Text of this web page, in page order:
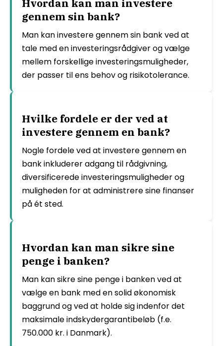
Hvordan kan man investere
gennem sin bank?
Man kan investere gennem sin bank ved at
tale med en investeringsrådgiver og vælge
mellem forskellige investeringsmuligheder,
der passer til ens behov og risikotolerance.
Hvilke fordele er der ved at
investere gennem en bank?
Nogle fordele ved at investere gennem en
bank inkluderer adgang til rådgivning,
diversificerede investeringsmuligheder og
muligheden for at administrere sine finanser
på ét sted.
Hvordan kan man sikre sine
penge i banken?
Man kan sikre sine penge i banken ved at
vælge en bank med en solid økonomisk
baggrund og ved at holde sig indenfor det
maksimale indskydergarantibeløb (f.e.
750.000 kr. i Danmark).